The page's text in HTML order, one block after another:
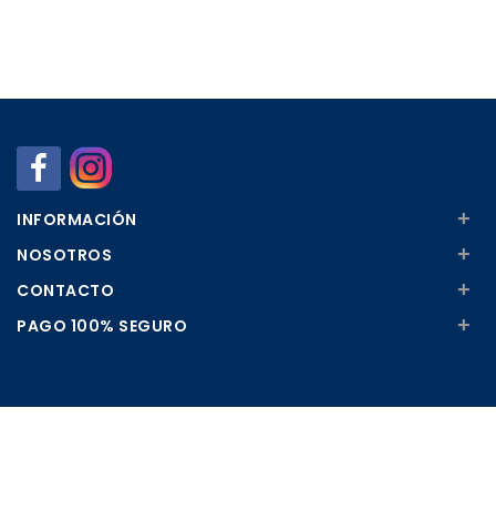
INFORMACIÓN +
NOSOTROS +
CONTACTO +
PAGO 100% SEGURO +